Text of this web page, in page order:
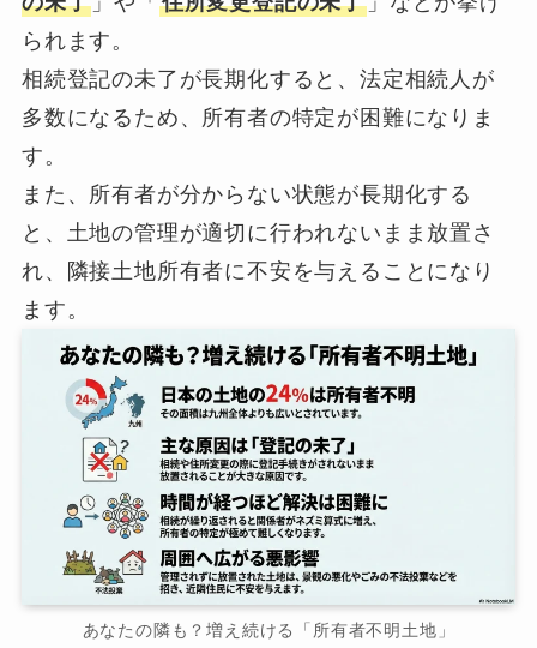
られます。
相続登記の未了が長期化すると、法定相続人が
多数になるため、所有者の特定が困難になりま
す。
また、所有者が分からない状態が長期化する
と、土地の管理が適切に行われないまま放置さ
れ、隣接土地所有者に不安を与えることになり
ます。
あなたの隣も？増え続ける「所有者不明土地」